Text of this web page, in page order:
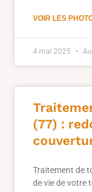
VOIR LES
4 mai 2025
(77) :
Traitement de
de vie de votre